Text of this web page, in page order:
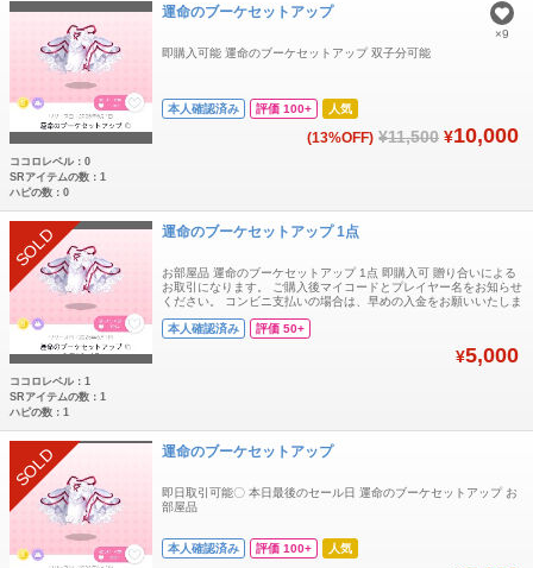
運命のブーケセットアップ
即購入可能 運命のブーケセットアップ 双子分可能
本人確認済み 評価 100+ 人気
(13%OFF) ¥11,500 ¥10,000
×9
ココロレベル：0
SRアイテムの数：1
ハピの数：0
SOLD 運命のブーケセットアップ 1点
お部屋品 運命のブーケセットアップ 1点 即購入可 贈り合いによる
お取引になります。 ご購入後マイコードとプレイヤー名をお知らせ
ください。 コンビニ支払いの場合は、早めの入金をお願いいたしま
本人確認済み
評価 50+
¥5,000
ココロレベル：1
SRアイテムの数：1
ハピの数：1
SOLD 運命のブーケセットアップ
即日取引可能〇 本日最後のセール日 運命のブーケセットアップ お
部屋品
本人確認済み 評価 100+ 人気